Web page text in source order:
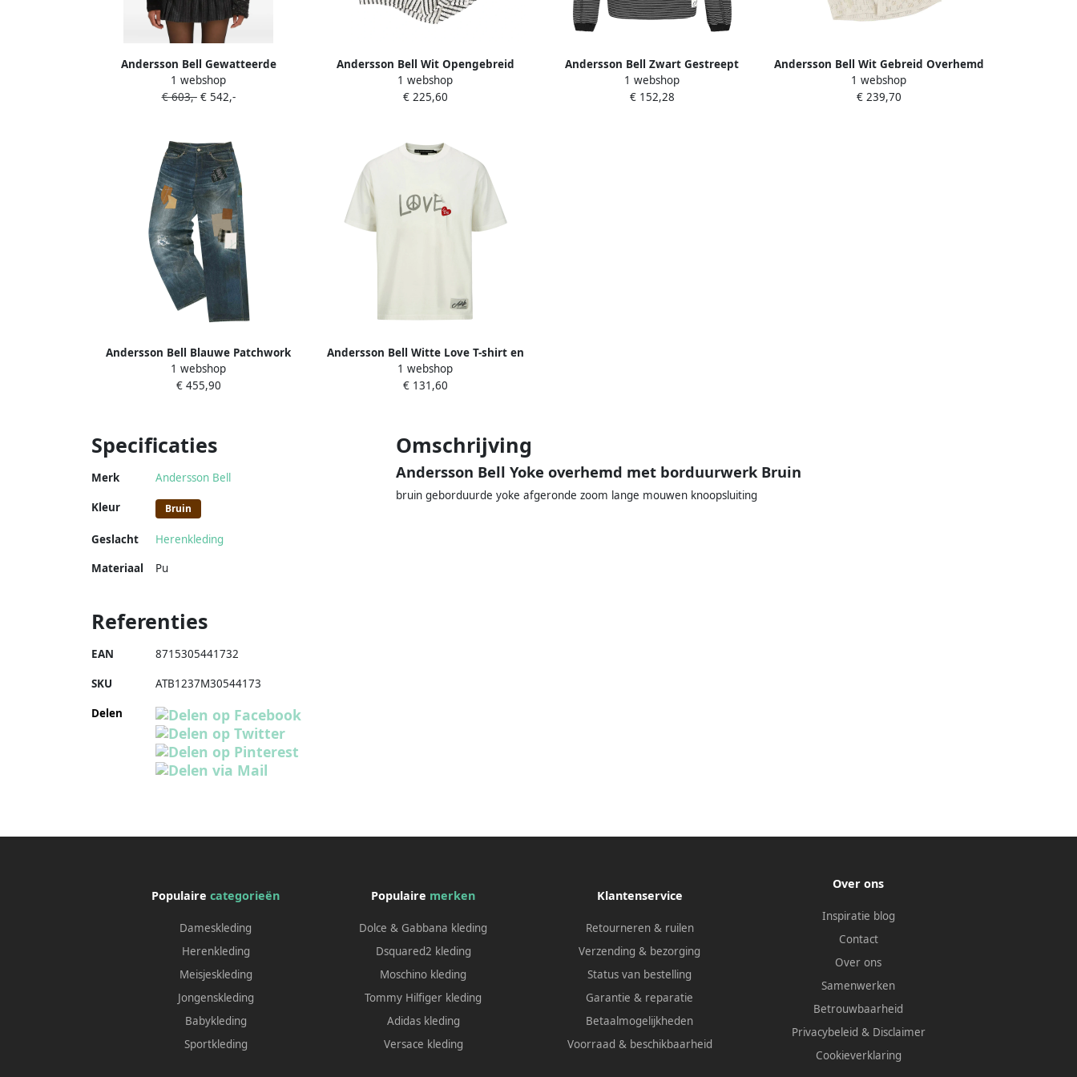
Andersson Bell Gewatteerde
bodywarmer met gespsluiting Groen
1 webshop
€ 603,-€ 542,-
Andersson Bell Wit Opengebreid
Bowling Shirt Black Heren
1 webshop
€ 225,60
Andersson Bell Zwart Gestreept
Katoenen T-shirt met Patches Black
Heren
1 webshop
€ 152,28
Andersson Bell Wit Gebreid Overhemd
met Geruit Ontwerp White Heren
1 webshop
€ 239,70
Andersson Bell Blauwe Patchwork
Jeans Stijlvolle Casual Uitstapjes Blue
Heren
1 webshop
€ 455,90
Andersson Bell Witte Love T-shirt en
Polo White Heren
1 webshop
€ 131,60
Specificaties
Merk Andersson Bell
Kleur Bruin
Geslacht
Herenkleding
Materiaal
Pu
Omschrijving
Andersson Bell Yoke overhemd met borduurwerk Bruin
bruin geborduurde yoke afgeronde zoom lange mouwen knoopsluiting
Referenties
EAN 8715305441732
SKU ATB1237M30544173
Delen
Populairecategorieën
Dameskleding
Herenkleding
Meisjeskleding
Jongenskleding
Babykleding
Sportkleding
Populaire merken
Dolce & Gabbana kleding
Dsquared2 kleding
Moschino kleding
Tommy Hilfiger kleding
Adidas kleding
Versace kleding
Klantenservice
Retourneren & ruilen
Verzending & bezorging
Status van bestelling
Garantie & reparatie
Betaalmogelijkheden
Voorraad & beschikbaarheid
Over ons
Inspiratie blog
Contact
Over ons
Samenwerken
Betrouwbaarheid
Privacybeleid & Disclaimer
Cookieverklaring